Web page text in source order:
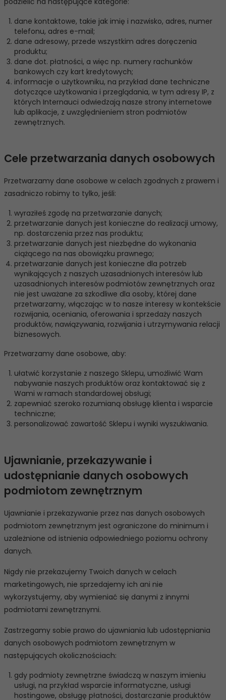
dane kontaktowe, takie jak imię i nazwisko, adres, numer
telefonu, adres e-mail;
dane adresowy, przede wszystkim adres doręczenia
produktu;
dane dot. płatności, a więc np. numery rachunków
bankowych czy kart kredytowych;
informacje o użytkowniku, na przykład dane techniczne
dotyczące użytkowania i przeglądania, w tym adresy IP, z
których Internauci odwiedzają nasze strony internetowe
lub aplikacje, z uwzględnieniem stron podmiotów
zewnętrznych.
Cele przetwarzania danych osobowych
Przetwarzamy dane osobowe w celach zgodnych z prawem i
zasadniczo robimy to tylko, jeśli:
wyraziłeś zgodę na przetwarzanie danych;
przetwarzanie danych jest konieczne do realizacji umowy,
np. dostarczenia przez nas produktu;
przetwarzanie danych jest niezbędne do wykonania
ciążącego na nas obowiązku prawnego;
przetwarzanie danych jest konieczne dla potrzeb
wynikających z naszych uzasadnionych interesów lub
uzasadnionych interesów podmiotów zewnętrznych oraz
nie jest uważane za szkodliwe dla osoby, której dane
przetwarzamy, włączając w to nasze interesy w kontekście
rozwijania, oceniania, oferowania i sprzedaży naszych
produktów, nawiązywania, rozwijania i utrzymywania relacji
biznesowych.
Przetwarzamy dane osobowe, aby:
ułatwić korzystanie z naszego Sklepu, umożliwić Wam
nabywanie naszych produktów oraz kontaktować się z
Wami w ramach standardowej obsługi;
zapewniać szeroko rozumianą obsługę klienta i wsparcie
techniczne;
personalizować zawartość Sklepu i wyniki wyszukiwania.
Ujawnianie, przekazywanie i
udostępnianie danych osobowych
podmiotom zewnętrznym
Ujawnianie i przekazywanie przez nas danych osobowych
podmiotom zewnętrznym jest ograniczone do minimum i
uzależnione od istnienia odpowiedniego poziomu ochrony
danych.
Nigdy nie przekazujemy Twoich danych w celach
marketingowych, nie sprzedajemy ich ani nie
wykorzystujemy, aby wymieniać się danymi z innymi
podmiotami zewnętrznymi.
Zastrzegamy sobie prawo do ujawniania lub udostępniania
danych osobowych podmiotom zewnętrznym w
następujących okolicznościach:
gdy podmioty zewnętrzne świadczą w naszym imieniu
usługi, na przykład wsparcie informatyczne, usługi
hostingowe, obsługę płatności, dostarczanie produktów